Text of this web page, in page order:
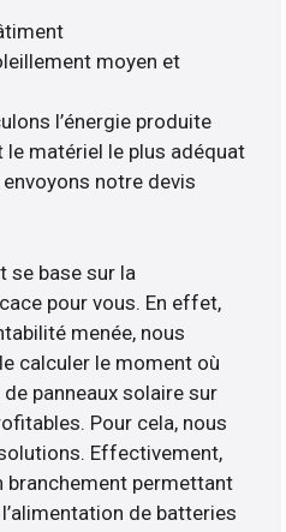
moyen et
l’énergie produite
matériel le plus adéquat
notre devis
se base sur la
pour vous. En effet,
menée, nous
calculer le moment où
panneaux solaire sur
Pour cela, nous
Effectivement,
branchement permettant
de batteries